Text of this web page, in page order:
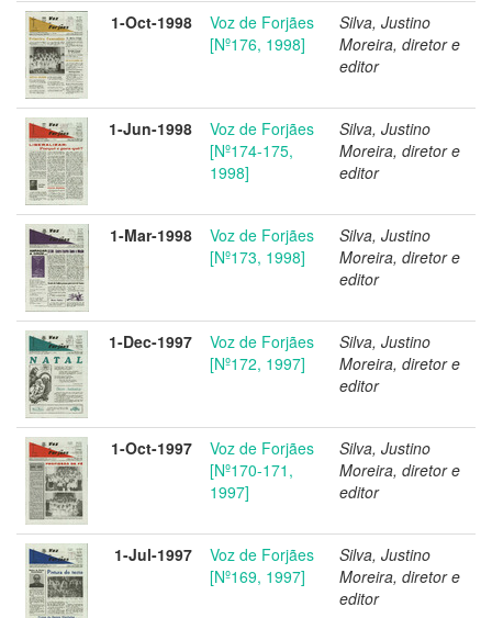
1-Oct-1998
Voz de Forjães
[Nº176, 1998]
Silva, Justino
Moreira, diretor e
editor
1-Jun-1998
Voz de Forjães
[Nº174-175,
1998]
Silva, Justino
Moreira, diretor e
editor
1-Mar-1998
Voz de Forjães
[Nº173, 1998]
Silva, Justino
Moreira, diretor e
editor
1-Dec-1997
Voz de Forjães
[Nº172, 1997]
Silva, Justino
Moreira, diretor e
editor
1-Oct-1997
Voz de Forjães
[Nº170-171,
1997]
Silva, Justino
Moreira, diretor e
editor
1-Jul-1997
Voz de Forjães
[Nº169, 1997]
Silva, Justino
Moreira, diretor e
editor